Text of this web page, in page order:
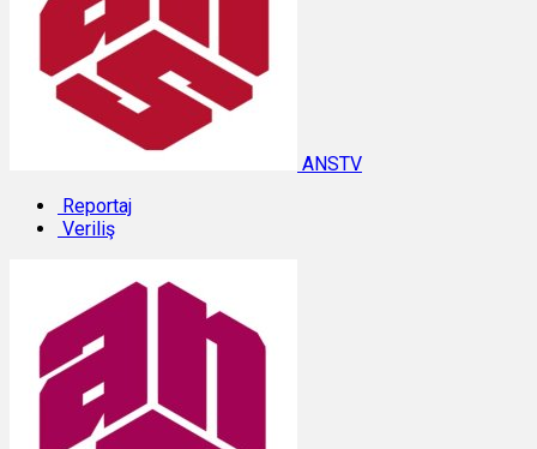
ANSTV
Reportaj
Veriliş